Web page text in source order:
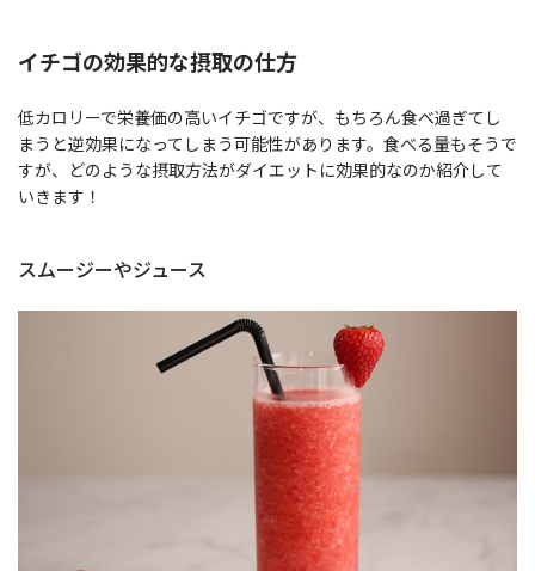
イチゴの効果的な摂取の仕方
低カロリーで栄養価の高いイチゴですが、もちろん食べ過ぎてし
まうと逆効果になってしまう可能性があります。食べる量もそうで
すが、どのような摂取方法がダイエットに効果的なのか紹介して
いきます！
スムージーやジュース